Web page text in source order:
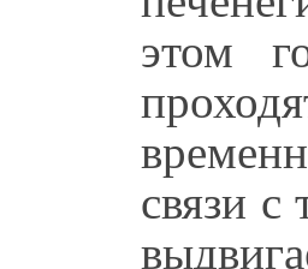
этом
связи